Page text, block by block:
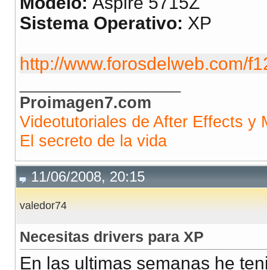
Sistema Operativo: XP
http://www.forosdelweb.com/
Proimagen7.com
Videotutoriales de After Effects y
El secreto de la vida
11/06/2008, 20:15
valedor74
Necesitas drivers para XP
En las ultimas semanas he